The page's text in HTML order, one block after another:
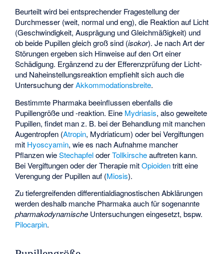
Beurteilt wird bei entsprechender Fragestellung der
Durchmesser (weit, normal und eng), die Reaktion auf Licht
(Geschwindigkeit, Ausprägung und Gleichmäßigkeit) und
ob beide Pupillen gleich groß sind (isokor). Je nach Art der
Störungen ergeben sich Hinweise auf den Ort einer
Schädigung. Ergänzend zu der Efferenzprüfung der Licht-
und Naheinstellungsreaktion empfiehlt sich auch die
Untersuchung derAkkommodationsbreite.
Bestimmte Pharmaka beeinflussen ebenfalls die
Pupillengröße und -reaktion. Eine Mydriasis, also geweitete
Pupillen, findet man z. B. bei der Behandlung mit manchen
Augentropfen (Atropin, Mydriaticum) oder bei Vergiftungen
mit Hyoscyamin, wie es nach Aufnahme mancher
Pflanzen wieStechapfeloderTollkirscheauftreten kann.
Bei Vergiftungen oder der Therapie mitOpioidentritt eine
Verengung der Pupillen auf (Miosis).
Zu tiefergreifenden differentialdiagnostischen Abklärungen
werden deshalb manche Pharmaka auch für sogenannte
pharmakodynamische Untersuchungen eingesetzt, bspw.
Pilocarpin.